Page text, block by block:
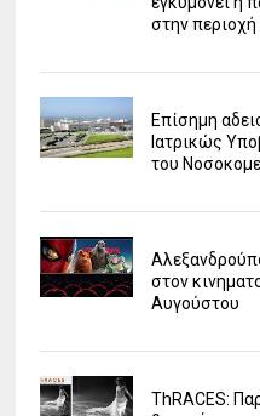
στην περιοχή
Επίσημη
Ιατρικώς
του
στον
Αυγούστου
ΤhRACES: